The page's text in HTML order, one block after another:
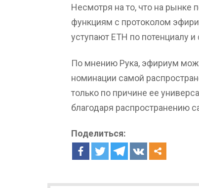
Несмотря на то, что на
функциям с протоколом
уступают ETH по потенциалу
По мнению Рука, эфириум
номинации самой
только по причине ее
благодаря распространению
Поделиться: